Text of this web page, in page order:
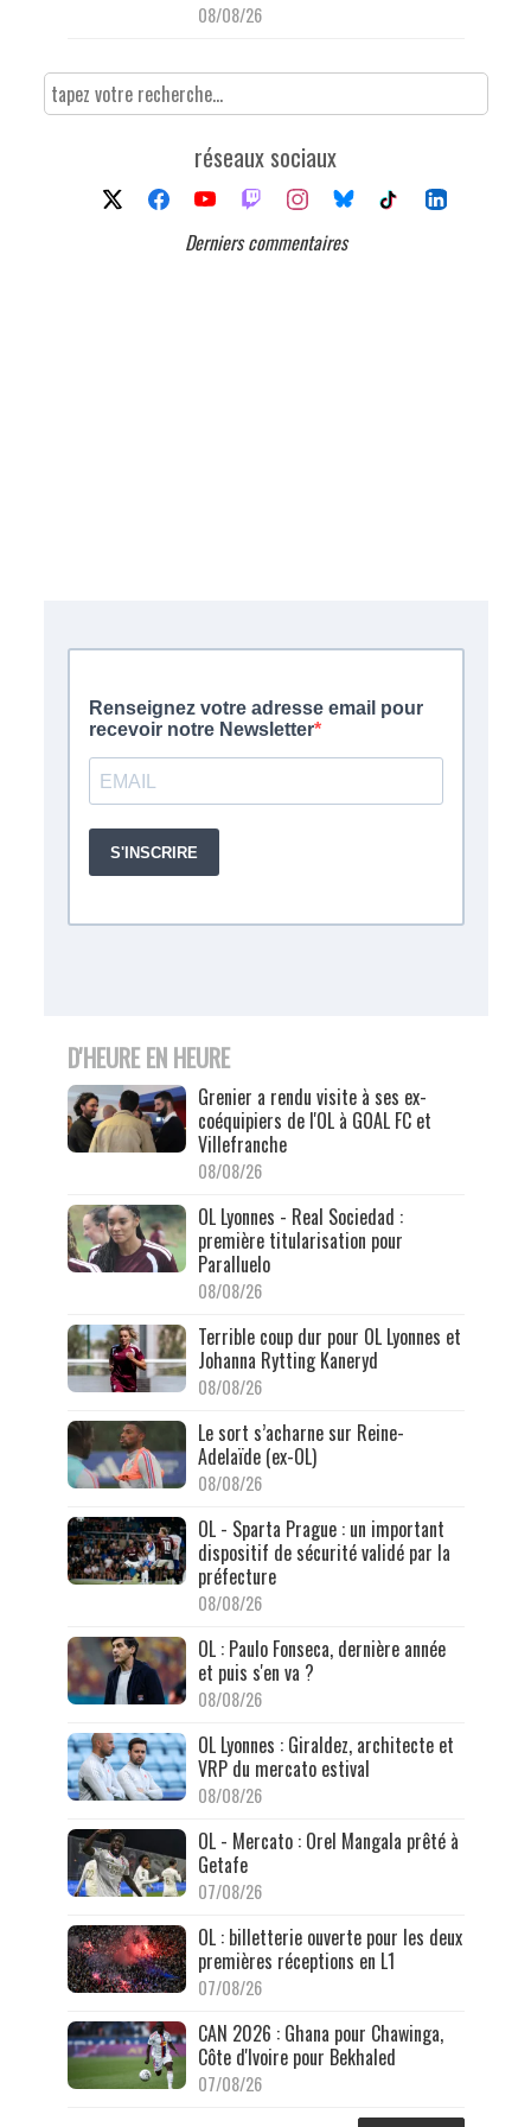
08/08/26
réseaux sociaux
Derniers commentaires
D'HEURE EN HEURE
Grenier a rendu visite à ses ex-
coéquipiers de l'OL à GOAL FC et
Villefranche
08/08/26
OL Lyonnes - Real Sociedad :
première titularisation pour
Paralluelo
08/08/26
Terrible coup dur pour OL Lyonnes et
Johanna Rytting Kaneryd
08/08/26
Le sort s’acharne sur Reine-
Adelaïde (ex-OL)
08/08/26
OL - Sparta Prague : un important
dispositif de sécurité validé par la
préfecture
08/08/26
OL : Paulo Fonseca, dernière année
et puis s'en va ?
08/08/26
OL Lyonnes : Giraldez, architecte et
VRP du mercato estival
08/08/26
OL - Mercato : Orel Mangala prêté à
Getafe
07/08/26
OL : billetterie ouverte pour les deux
premières réceptions en L1
07/08/26
CAN 2026 : Ghana pour Chawinga,
Côte d'Ivoire pour Bekhaled
07/08/26